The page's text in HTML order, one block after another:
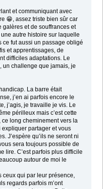
et communiquant avec
😁, assez triste bien sûr car
galères et de souffrances et
autre histoire sur laquelle
ce fut aussi un passage obligé
et apprentissages, de
difficiles adaptations. Le
un challenge que jamais, je
La barre était
j’en ai parfois encore le
j’agis, je travaille je vis. Le
périlleux mais c’est cette
long cheminement vers la
partager et vous
J’espère qu’ils ne seront ni
sera toujours possible de
lire. C’est parfois plus difficile
autour de moi le
ceux qui par leur présence,
regards parfois m’ont